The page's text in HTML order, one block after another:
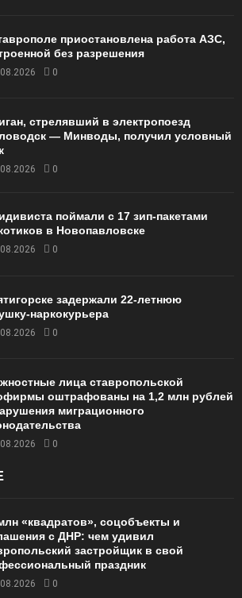
приостановлена работа АЗС,
без разрешения
0
стрелявший в электропоезд
— Минводы, получил условный
0
поймали с 17 зип-пакетами
в Новопавловске
0
задержали 22-летнюю
наркокурьера
0
лица ставропольской
оштрафованы на 1,2 млн рублей
миграционного
0
«квадратов», соцобъекты и
с ДНР: чем удивил
застройщик в свой
праздник
0